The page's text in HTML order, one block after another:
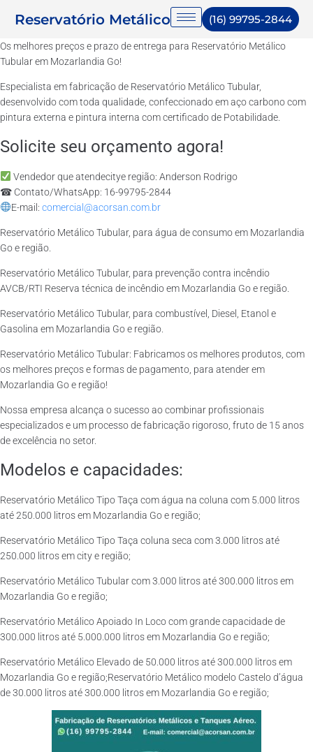
Reservatório Metálico (16) 99795-2844
Os melhores preços e prazo de entrega para Reservatório Metálico
Tubular em Mozarlandia Go!
Especialista em fabricação de Reservatório Metálico Tubular,
desenvolvido com toda qualidade, confeccionado em aço carbono com
pintura externa e pintura interna com certificado de Potabilidade.
Solicite seu orçamento agora!
Vendedor que atendecitye região: Anderson Rodrigo
☎ Contato/WhatsApp: 16-99795-2844
E-mail: comercial@acorsan.com.br
Reservatório Metálico Tubular, para água de consumo em Mozarlandia
Go e região.
Reservatório Metálico Tubular, para prevenção contra incêndio
AVCB/RTI Reserva técnica de incêndio em Mozarlandia Go e região.
Reservatório Metálico Tubular, para combustível, Diesel, Etanol e
Gasolina em Mozarlandia Go e região.
Reservatório Metálico Tubular: Fabricamos os melhores produtos, com
os melhores preços e formas de pagamento, para atender em
Mozarlandia Go e região!
Nossa empresa alcança o sucesso ao combinar profissionais
especializados e um processo de fabricação rigoroso, fruto de 15 anos
de excelência no setor.
Modelos e capacidades:
Reservatório Metálico Tipo Taça com água na coluna com 5.000 litros
até 250.000 litros em Mozarlandia Go e região;
Reservatório Metálico Tipo Taça coluna seca com 3.000 litros até
250.000 litros em city e região;
Reservatório Metálico Tubular com 3.000 litros até 300.000 litros em
Mozarlandia Go e região;
Reservatório Metálico Apoiado In Loco com grande capacidade de
300.000 litros até 5.000.000 litros em Mozarlandia Go e região;
Reservatório Metálico Elevado de 50.000 litros até 300.000 litros em
Mozarlandia Go e região;Reservatório Metálico modelo Castelo d’água
de 30.000 litros até 300.000 litros em Mozarlandia Go e região;